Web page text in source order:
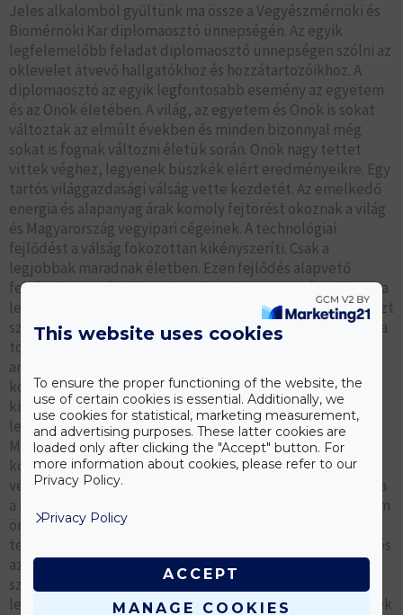
Jeles alkalomból gyűltünk ma össze a Vegyészmérnöki és
Biomérnöki Kar diplomaosztó ünnepségén. Az egyik
legfelemelőbb feladat diplomaosztó ünnepségen szólni az
oklevelet átvevő hallgatókhoz és hozzátartozóikhoz. A
diplomaosztó az egyik legfontosabb esemény az egyetem
és az Önök életében. A világ, az egyetem és Önök is sokat
változtak az elmúlt években és minden bizonnyal még
sokat is fognak változni életük során. Önök nagy tettet
vittek véghez, legyenek büszkék elért eredményeikre. Egy
tartós világgazdasági válság vette kezdetét. Az emelkedő
energia és alapanyag árak komoly fejtörést okoznak a világ
és Magyarország vegyipari cégeinek. A technológiai
fejlődést a válság fokozottan kikényszeríti. Csak a
legjobbak maradnak életben. Ezen fejlődés alapvető
feltétele a minél jobb szakemberek megszerzése, illetve a
legújabb technológiák alkalmazása az iparvállalatoknál. Ezt
szem előtt tartva a Caola együttműködési megállapodásra
törekszik a BME Vegyészmérnöki és Biomérnöki karával,
amelynek célja a szakember utánpótlás biztosítása és
közös műszaki megoldások, új ipari technológiák
kidolgozása. A Caola Zrt, mint Magyarország egyik
legnagyobb múltú cége, új modern gyárat épít
Martonvásáron, mely fejlesztés kapcsolódik azon
kormányzati célkitűzéshez, hogy egy esetleges
vészhelyzet esetén Magyarország ne legyen kiszolgáltatva
a külföldi tulajdonban álló gazdasági szereplőknek, hanem
önellátó lehessen az egészségügyi termékek gyártása
terén. E cél megvalósítása érdekében számítunk Önökre és
az egyetemi tanulmányaik során megszerzett
szaktudásukra. Végezetül egy útravaló jó tanács: a
legkiválóbbak mindig világos célokért küzdenek, tűzzenek
This website uses cookies
To ensure the proper functioning of the website, the
use of certain cookies is essential. Additionally, we
use cookies for statistical, marketing measurement,
and advertising purposes. These latter cookies are
loaded only after clicking the "Accept" button. For
more information about cookies, please refer to our
Privacy Policy.
Privacy Policy
MANAGE COOKIES
ACCEPT